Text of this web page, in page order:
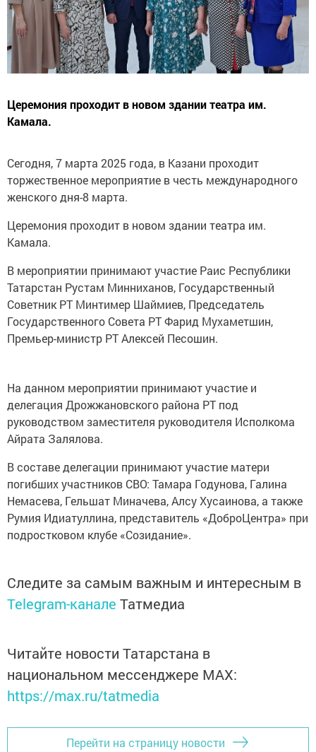
Церемония проходит в новом здании театра им.
Камала.
Сегодня, 7 марта 2025 года, в Казани проходит
торжественное мероприятие в честь международного
женского дня-8 марта.
Церемония проходит в новом здании театра им.
Камала.
В мероприятии принимают участие Раис Республики
Татарстан Рустам Минниханов, Государственный
Советник РТ Минтимер Шаймиев, Председатель
Государственного Совета РТ Фарид Мухаметшин,
Премьер-министр РТ Алексей Песошин.
На данном мероприятии принимают участие и
делегация Дрожжановского района РТ под
руководством заместителя руководителя Исполкома
Айрата Залялова.
В составе делегации принимают участие матери
погибших участников СВО: Тамара Годунова, Галина
Немасева, Гельшат Миначева, Алсу Хусаинова, а также
Румия Идиатуллина, представитель «ДоброЦентра» при
подростковом клубе «Созидание».
Следите за самым важным и интересным в
Telegram-канале Татмедиа
Читайте новости Татарстана в
национальном мессенджере MАХ:
https://max.ru/tatmedia
Перейти на страницу новости